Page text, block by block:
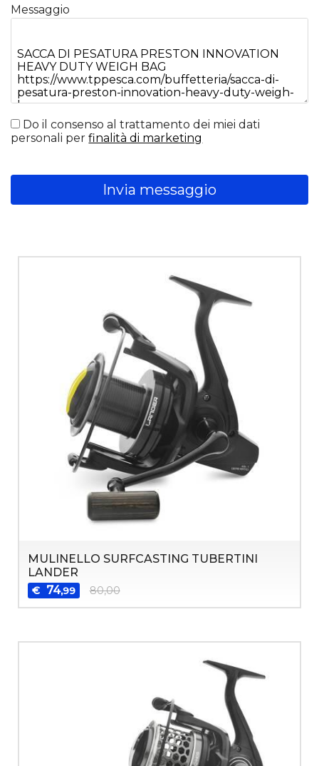
Messaggio
Do il consenso al trattamento dei miei dati
personali perfinalità di marketing
Invia messaggio
MULINELLO SURFCASTING TUBERTINI
LANDER
€ 74,99 80,00